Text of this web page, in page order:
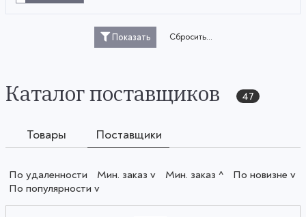
Показать Сбросить...
Каталог поставщиков 47
Товары Поставщики
По удаленности Мин. заказ v Мин. заказ ^
По новизне v
По популярности v